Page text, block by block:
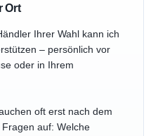
Ort
Ihrer Wahl kann ich
– persönlich vor
oder in Ihrem
oft erst nach dem
auf: Welche